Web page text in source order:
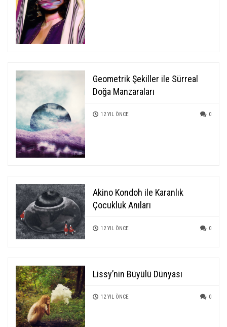
Geometrik Şekiller ile Sürreal
Doğa Manzaraları
12 YIL ÖNCE 0
Akino Kondoh ile Karanlık
Çocukluk Anıları
12 YIL ÖNCE 0
Lissy’nin Büyülü Dünyası
12 YIL ÖNCE 0